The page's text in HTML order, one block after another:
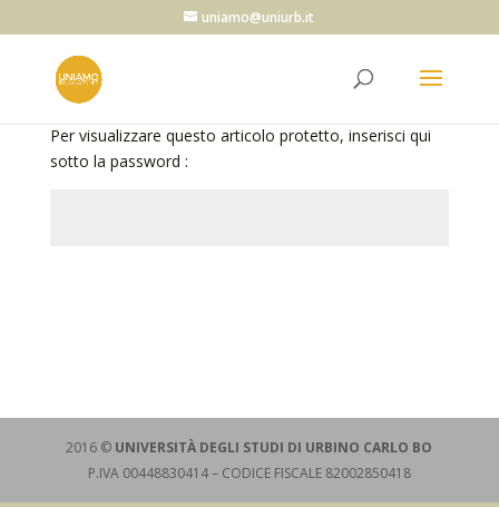
uniamo@uniurb.it
Per visualizzare questo articolo protetto, inserisci qui
sotto la password :
2016 © UNIVERSITÀ DEGLI STUDI DI URBINO CARLO BO
P.IVA 00448830414 – CODICE FISCALE 82002850418